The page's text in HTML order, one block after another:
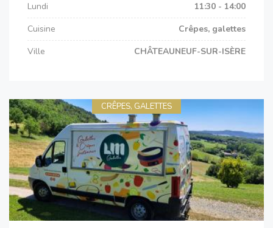
Lundi
11:30 - 14:00
Cuisine
Crêpes, galettes
Ville
CHÂTEAUNEUF-SUR-ISÈRE
CRÊPES, GALETTES